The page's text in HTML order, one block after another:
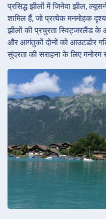
प्रसिद्ध झीलों में जिनेवा झील,
शामिल हैं, जो प्रत्येक मनमोहक
झीलों की प्रचुरता स्विट्जरलैंड के
और आगंतुकों दोनों को आउटडोर
सुंदरता की सराहना के लिए